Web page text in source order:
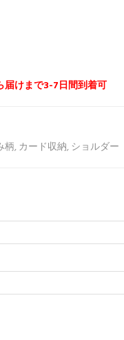
けまで3-7日間到着可
柄,カード収納, ショルダー